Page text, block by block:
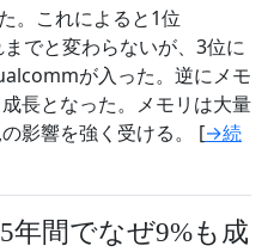
。これによると1位
でと変わらないが、3位に
が入った。逆にメモ
長となった。メモリは大量
影響を強く受ける。 [→続
年間でなぜ9%も成